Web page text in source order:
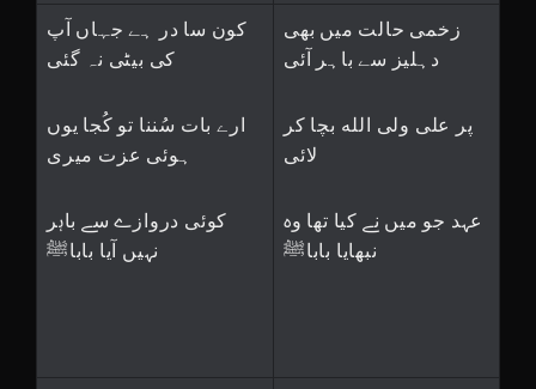
کون سا در ہے جہاں آپ
کی بیٹی نہ گئی
ارے بات سُننا تو کُجا یوں
ہوئی عزت میری
کوئی دروازے سے باہر
نہیں آیا باباﷺ
زخمی حالت میں بھی
دہلیز سے باہر آئی
پر علی ولی الله بچا کر
لائی
عہد جو میں نے کیا تھا وہ
نبھایا باباﷺ